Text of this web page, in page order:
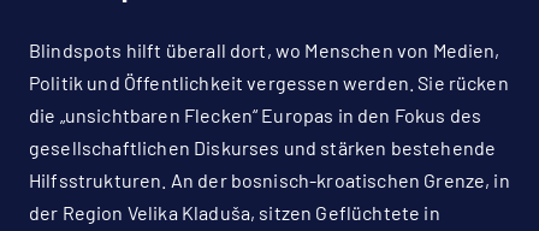
Blindspots hilft überall dort, wo Menschen von Medien,
Politik und Öffentlichkeit vergessen werden. Sie rücken
die „unsichtbaren Flecken“ Europas in den Fokus des
gesellschaftlichen Diskurses und stärken bestehende
Hilfsstrukturen. An der bosnisch-kroatischen Grenze, in
der Region Velika Kladuša, sitzen Geflüchtete in